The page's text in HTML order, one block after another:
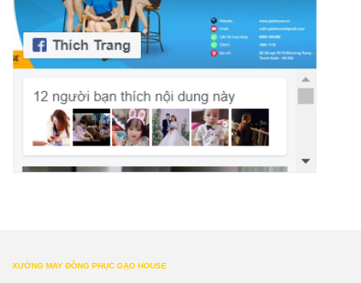
XƯỞNG MAY ĐỒNG PHỤC GẠO HOUSE